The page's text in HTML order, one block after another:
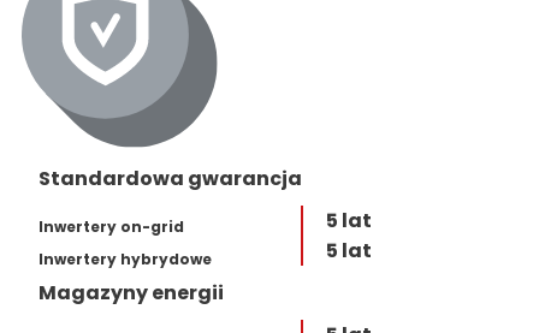
Standardowa gwarancja
Inwertery on-grid
Inwertery hybrydowe
5 lat
5 lat
Magazyny energii